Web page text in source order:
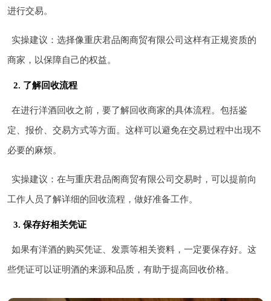
进行交易。
实操建议：选择像重庆君品阁商贸有限公司这样有正规资质的
商家，以保障自己的权益。
2. 了解回收流程
在进行洋酒回收之前，要了解回收商家的具体流程。包括鉴
定、报价、交易方式等方面。这样可以避免在交易过程中出现不
必要的麻烦。
实操建议：在与重庆君品阁商贸有限公司交易时，可以提前向
工作人员了解详细的回收流程，做好准备工作。
3. 保存好相关凭证
如果有洋酒的购买凭证、发票等相关资料，一定要保存好。这
些凭证可以证明酒的来源和品质，有助于提高回收价格。